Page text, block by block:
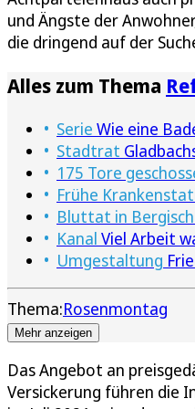
und Ängste der
die dringend auf der
Alles zum Thema
Serie Wie eine
Stadtrat
175 Tore
Frühe
Bluttat in
Kanal Viel Arbeit
Umgestaltung
Thema:Rosenmontag
Mehr anzeigen
Das Angebot an
Versickerung führen die